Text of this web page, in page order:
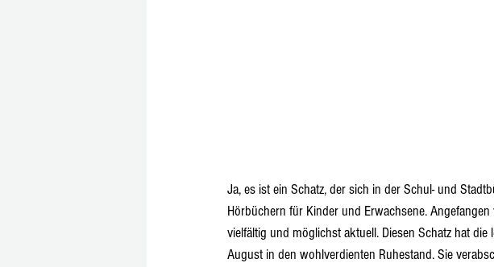
Ja, es ist ein Schatz, der sich in der Schul- und
Hörbüchern für Kinder und Erwachsene.
vielfältig und möglichst aktuell. Diesen Schatz hat
August in den wohlverdienten Ruhestand. Sie